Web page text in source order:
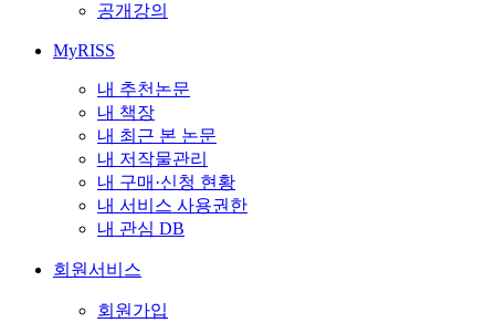
공개강의
MyRISS
내 추천논문
내 책장
내 최근 본 논문
내 저작물관리
내 구매·신청 현황
내 서비스 사용권한
내 관심 DB
회원서비스
회원가입